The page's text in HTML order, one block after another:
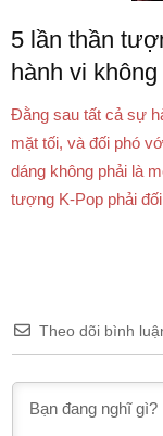
5 lần thần
hành vi
Đằng sau tất cả sự
mặt tối, và đối phó
dáng không phải là
tượng K-Pop phải
Theo dõi bình